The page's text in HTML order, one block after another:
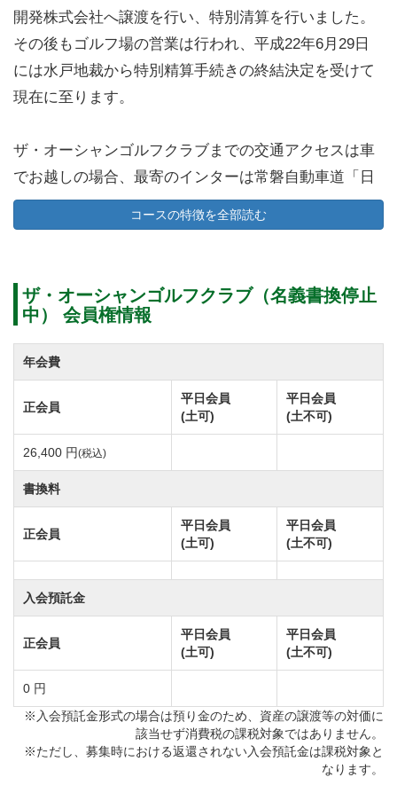
開発株式会社へ譲渡を行い、特別清算を行いました。
その後もゴルフ場の営業は行われ、平成22年6月29日
には水戸地裁から特別精算手続きの終結決定を受けて
現在に至ります。
ザ・オーシャンゴルフクラブまでの交通アクセスは車
でお越しの場合、最寄のインターは常磐自動車道「日
立北IC」となります。
日立北インターを降りてから約5分・2kmの場所にある
中で高速道路から一番近いゴルフ場です。
東京都心から90分ほど車を走らせるとザ・オーシャン
電車をご利用の場合、JR常磐線「小木津駅」と「日立
駅」の2駅からアクセスが可能です。
駅からザ・オーシャンゴルフクラブの移動はタクシー
駅」からはタクシーで約7分。
また常磐線「日立駅」下車の場合はタクシーで約25分
ザ・オーシャンゴルフクラブは18ホール全てが違う表
情を持つ趣の異なったコースレイアウトが挑戦心をく
すぐる全長6,830ヤードの丘陵コースです。
海に近い立地のため、夏は海からの風が心地良く爽快
な気分でラウンドできます。また冬は暖かいので年間
を通して過ごしやすい気候です。
自然の地形を活かしたコースデザインと各ホールから
太平洋が望めるロケーションです。
コースの特徴を全部読む
ザ・オーシャンゴルフクラブ（名義書換停止
中） 会員権情報
年会費
正会員
平日会員
(土可)
平日会員
(土不可)
26,400 円(税込)
書換料
正会員
平日会員
(土可)
平日会員
(土不可)
入会預託金
正会員
平日会員
(土可)
平日会員
(土不可)
0 円
※入会預託金形式の場合は預り金のため、資産の譲渡等の対価に
該当せず消費税の課税対象ではありません。
※ただし、募集時における返還されない入会預託金は課税対象と
なります。